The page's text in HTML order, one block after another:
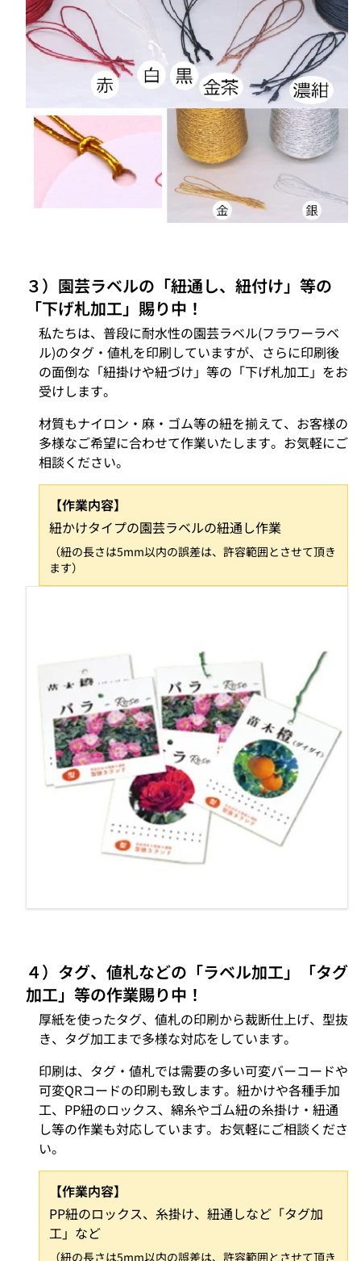
３）園芸ラベルの「紐通し、紐付け」等の
「下げ札加工」賜り中！
私たちは、普段に耐水性の園芸ラベル(フラワーラベ
ル)のタグ・値札を印刷していますが、さらに印刷後
の面倒な「紐掛けや紐づけ」等の「下げ札加工」をお
受けします。
材質もナイロン・麻・ゴム等の紐を揃えて、お客様の
多様なご希望に合わせて作業いたします。お気軽にご
相談ください。
【作業内容】
紐かけタイプの園芸ラベルの紐通し作業
（紐の長さは5mm以内の誤差は、許容範囲とさせて頂き
ます）
４）タグ、値札などの「ラベル加工」「タグ
加工」等の作業賜り中！
厚紙を使ったタグ、値札の印刷から裁断仕上げ、型抜
き、タグ加工まで多様な対応をしています。
印刷は、タグ・値札では需要の多い可変バーコードや
可変QRコードの印刷も致します。紐かけや各種手加
工、PP紐のロックス、綿糸やゴム紐の糸掛け・紐通
し等の作業も対応しています。お気軽にご相談くださ
い。
【作業内容】
PP紐のロックス、糸掛け、紐通しなど「タグ加
工」など
（紐の長さは5mm以内の誤差は、許容範囲とさせて頂き